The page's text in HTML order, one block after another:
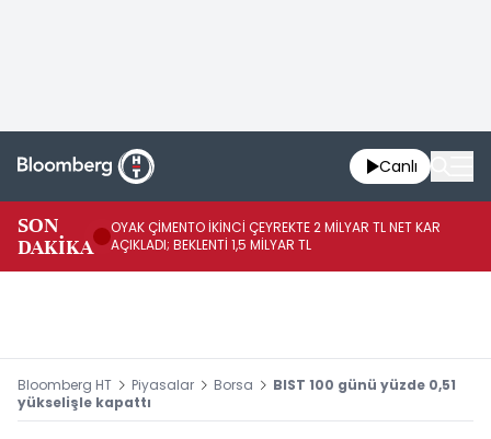
Canlı
SON
DAKİKA
OYAK ÇİMENTO İKİNCİ ÇEYREKTE 2 MİLYAR TL NET KAR
AÇIKLADI; BEKLENTİ 1,5 MİLYAR TL
Bloomberg HT Piyasalar Borsa
BIST 100 günü yüzde 0,51
yükselişle kapattı